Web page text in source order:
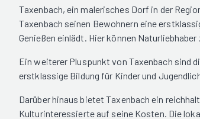
Taxenbach, ein malerisches Dorf in der
Taxenbach seinen Bewohnern eine
Genießen einlädt. Hier können
Ein weiterer Pluspunkt von Taxenbach sind
erstklassige Bildung für Kinder und
Darüber hinaus bietet Taxenbach ein
Kulturinteressierte auf seine Kosten. Die